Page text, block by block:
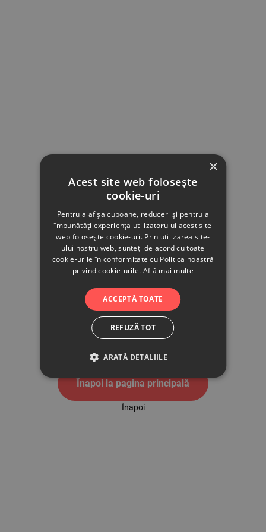
500
Înapoi la pagina principală
Înapoi
×
Acest site web folosește
cookie-uri
Pentru a afișa cupoane, reduceri și pentru a
îmbunătăți experiența utilizatorului acest site
web folosește cookie-uri. Prin utilizarea site-
ului nostru web, sunteți de acord cu toate
cookie-urile în conformitate cu Politica noastră
privind cookie-urile. Află mai multe
ACCEPTĂ TOATE
REFUZĂ TOT
ARATĂ DETALIILE